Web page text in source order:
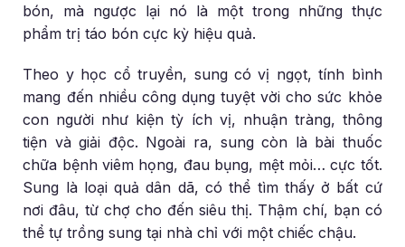
bón, mà ngược lại nó là một trong những thực
phẩm trị táo bón cực kỳ hiệu quả.
Theo y học cổ truyền, sung có vị ngọt, tính bình
mang đến nhiều công dụng tuyệt vời cho sức khỏe
con người như kiện tỳ ích vị, nhuận tràng, thông
tiện và giải độc. Ngoài ra, sung còn là bài thuốc
chữa bệnh viêm họng, đau bụng, mệt mỏi… cực tốt.
Sung là loại quả dân dã, có thể tìm thấy ở bất cứ
nơi đâu, từ chợ cho đến siêu thị. Thậm chí, bạn có
thể tự trồng sung tại nhà chỉ với một chiếc chậu.